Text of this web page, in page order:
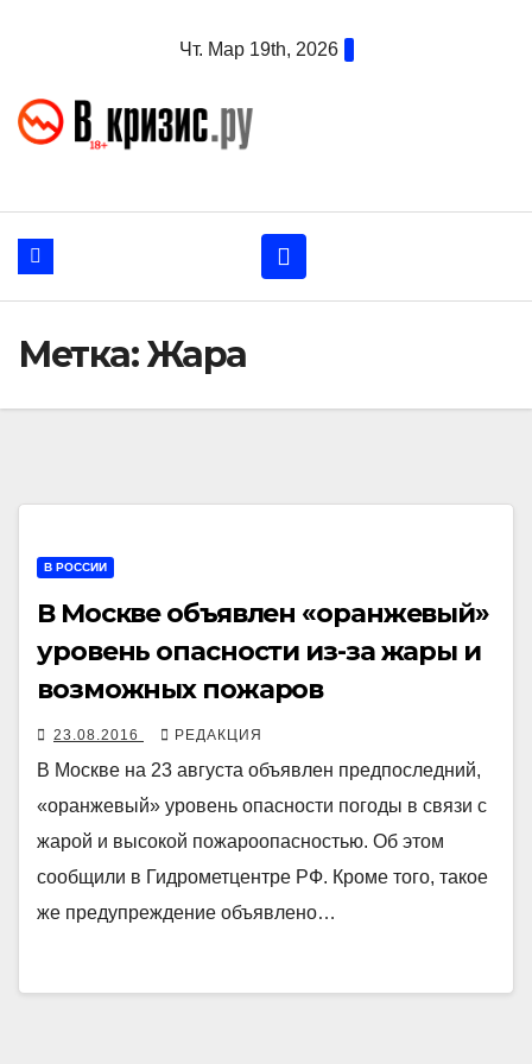
Чт. Мар 19th, 2026
Метка:Жара
В РОССИИ
В Москве объявлен «оранжевый»
уровень опасности из-за жары и
возможных пожаров
23.08.2016 РЕДАКЦИЯ
В Москве на 23 августа объявлен предпоследний,
«оранжевый» уровень опасности погоды в связи с
жарой и высокой пожароопасностью. Об этом
сообщили в Гидрометцентре РФ. Кроме того, такое
же предупреждение объявлено…